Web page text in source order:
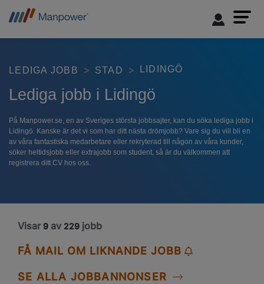
LEDIGA JOBB STAD LIDINGÖ
Lediga jobb i Lidingö
På Manpower.se, en av Sveriges största jobbsajter, kan du söka lediga jobb i
Lidingö. Kanske är det vi som har ditt nästa drömjobb? Vare sig du vill bli en
av våra fantastiska medarbetare eller rekryterad till någon av våra kunder,
söker heltidsjobb eller extrajobb som student, så är du välkommen att
registrera ditt CV hos oss.
SE ALLA JOBBANNONSER
Visar 9 av 229 jobb
FÅ MAIL OM LIKNANDE JOBB